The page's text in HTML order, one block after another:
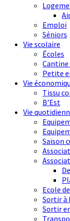
Emploi
Séniors
Vie scolaire
Écoles
Petite
Vie
Tissu
B’Est
Vie
Saison
Ecole
Sortir à
Sortir